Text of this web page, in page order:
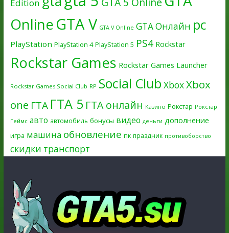
Edition
OnlineGTA V GTA V Online GTA Онлайн pc
PlayStation PlayStation 4 PlayStation 5 PS4 Rockstar
Rockstar Games Rockstar Games Launcher
Rockstar Games Social Club RP Social Club XboxXbox
one ГТА ГТА 5 ГТА онлайн Казино Рокстар Рокстар
Геймс авто автомобиль бонусы видео деньги дополнение
игра машина обновление пк праздник противоборство
скидки транспорт